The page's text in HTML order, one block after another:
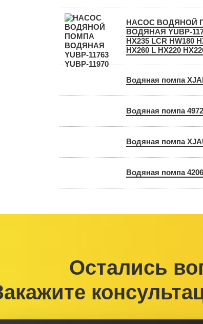
НАСОС ВОДЯНОЙ
ВОДЯНАЯ YUBP-
HX235 LCR HW180
HX260 L HX220
Водяная помпа
Водяная помпа
Водяная помпа
Водяная помпа
Остались